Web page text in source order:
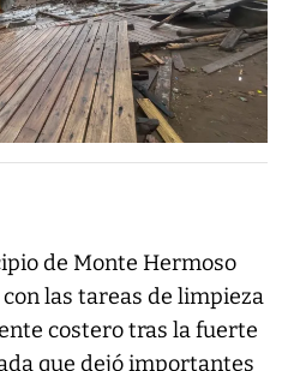
de Monte Hermoso
con las tareas de limpieza
costero tras la fuerte
que dejó importantes